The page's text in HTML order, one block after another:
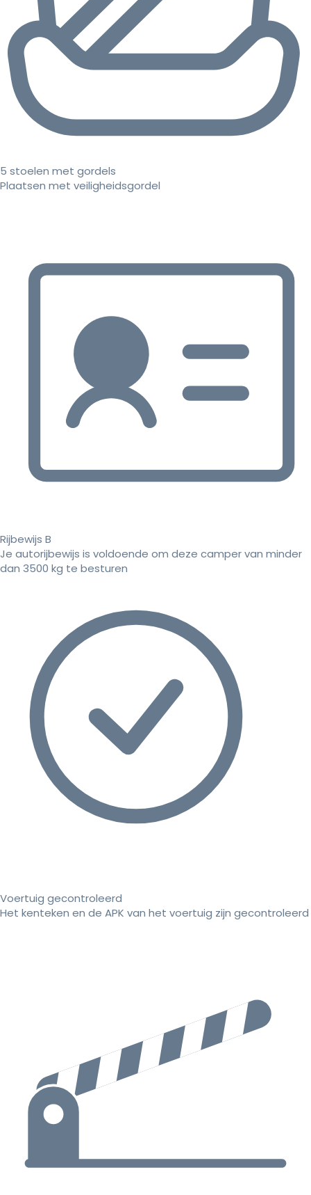
5 stoelen met gordels
Plaatsen met veiligheidsgordel
Rijbewijs B
Je autorijbewijs is voldoende om deze camper van minder
dan 3500 kg te besturen
Voertuig gecontroleerd
Het kenteken en de APK van het voertuig zijn gecontroleerd